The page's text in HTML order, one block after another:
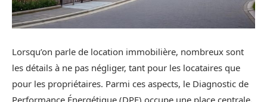
Lorsqu’on parle de location immobilière, nombreux sont
les détails à ne pas négliger, tant pour les locataires que
pour les propriétaires. Parmi ces aspects, le Diagnostic de